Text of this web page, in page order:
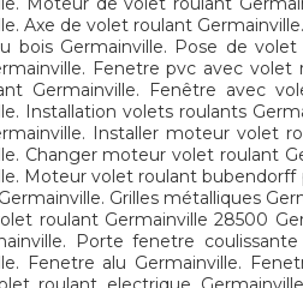
Axe de volet roulant
bois Germainville. Pose de
Fenetre pvc avec
Germainville. Fenêtre avec
Installation volets roulants
Installer moteur volet
Changer moteur volet roulant
Moteur volet roulant
Grilles métalliques
roulant Germainville 28500
Porte fenetre
Fenetre alu Germainville.